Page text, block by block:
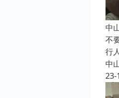
中
不
行
中
23-